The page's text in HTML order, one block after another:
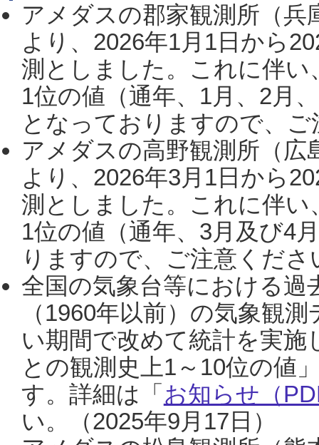
アメダスの郡家観測所（
より、2026年1月1日から
測としました。これに伴い
1位の値（通年、1月、2月
となっておりますので、
アメダスの高野観測所（
より、2026年3月1日から
測としました。これに伴い
1位の値（通年、3月及び4
りますので、ご注意くだ
全国の気象台等における過
（1960年以前）の気象観
い期間で改めて統計を実
との観測史上1～10位の値
す。詳細は「 お知らせ（
い。（2025年9月17日）